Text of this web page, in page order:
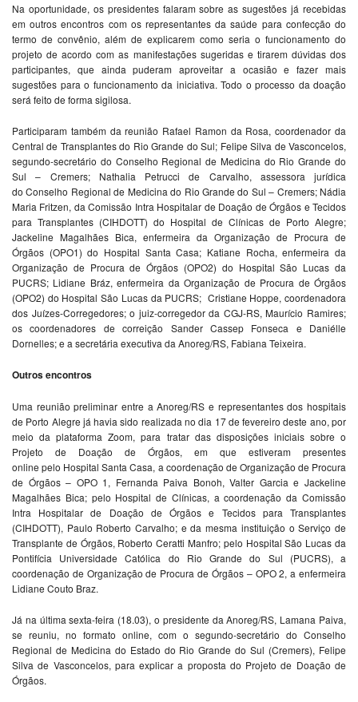
Na oportunidade, os presidentes falaram sobre as sugestões já recebidas
em outros encontros com os representantes da saúde para confecção do
termo de convênio, além de explicarem como seria o funcionamento do
projeto de acordo com as manifestações sugeridas e tirarem dúvidas dos
participantes, que ainda puderam aproveitar a ocasião e fazer mais
sugestões para o funcionamento da iniciativa. Todo o processo da doação
será feito de forma sigilosa.
Participaram também da reunião Rafael Ramon da Rosa, coordenador da
Central de Transplantes do Rio Grande do Sul; Felipe Silva de Vasconcelos,
segundo-secretário do Conselho Regional de Medicina do Rio Grande do
Sul – Cremers; Nathalia Petrucci de Carvalho, assessora jurídica
do Conselho Regional de Medicina do Rio Grande do Sul – Cremers; Nádia
Maria Fritzen, da Comissão Intra Hospitalar de Doação de Órgãos e Tecidos
para Transplantes (CIHDOTT) do Hospital de Clínicas de Porto Alegre;
Jackeline Magalhães Bica, enfermeira da Organização de Procura de
Órgãos (OPO1) do Hospital Santa Casa; Katiane Rocha, enfermeira da
Organização de Procura de Órgãos (OPO2) do Hospital São Lucas da
PUCRS; Lidiane Bráz, enfermeira da Organização de Procura de Órgãos
(OPO2) do Hospital São Lucas da PUCRS; Cristiane Hoppe, coordenadora
dos Juízes-Corregedores; o juiz-corregedor da CGJ-RS, Maurício Ramires;
os coordenadores de correição Sander Cassep Fonseca e Daniélle
Dornelles; e a secretária executiva da Anoreg/RS, Fabiana Teixeira.
Outros encontros
Uma reunião preliminar entre a Anoreg/RS e representantes dos hospitais
de Porto Alegre já havia sido realizada no dia 17 de fevereiro deste ano, por
meio da plataforma Zoom, para tratar das disposições iniciais sobre o
Projeto de Doação de Órgãos, em que estiveram presentes
online pelo Hospital Santa Casa, a coordenação de Organização de Procura
de Órgãos – OPO 1, Fernanda Paiva Bonoh, Valter Garcia e Jackeline
Magalhães Bica; pelo Hospital de Clínicas, a coordenação da Comissão
Intra Hospitalar de Doação de Órgãos e Tecidos para Transplantes
(CIHDOTT), Paulo Roberto Carvalho; e da mesma instituição o Serviço de
Transplante de Órgãos, Roberto Ceratti Manfro; pelo Hospital São Lucas da
Pontifícia Universidade Católica do Rio Grande do Sul (PUCRS), a
coordenação de Organização de Procura de Órgãos – OPO 2, a enfermeira
Lidiane Couto Braz.
Já na última sexta-feira (18.03), o presidente da Anoreg/RS, Lamana Paiva,
se reuniu, no formato online, com o segundo-secretário do Conselho
Regional de Medicina do Estado do Rio Grande do Sul (Cremers), Felipe
Silva de Vasconcelos, para explicar a proposta do Projeto de Doação de
Órgãos.